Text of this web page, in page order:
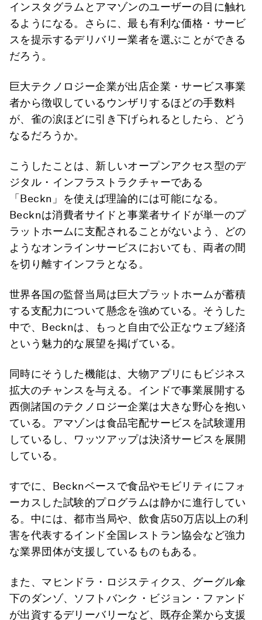
インスタグラムとアマゾンのユーザーの目に触れ
るようになる。さらに、最も有利な価格・サービ
スを提示するデリバリー業者を選ぶことができる
だろう。
巨大テクノロジー企業が出店企業・サービス事業
者から徴収しているウンザリするほどの手数料
が、雀の涙ほどに引き下げられるとしたら、どう
なるだろうか。
こうしたことは、新しいオープンアクセス型のデ
ジタル・インフラストラクチャーである
「Beckn」を使えば理論的には可能になる。
Becknは消費者サイドと事業者サイドが単一のプ
ラットホームに支配されることがないよう、どの
ようなオンラインサービスにおいても、両者の間
を切り離すインフラとなる。
世界各国の監督当局は巨大プラットホームが蓄積
する支配力について懸念を強めている。そうした
中で、Becknは、もっと自由で公正なウェブ経済
という魅力的な展望を掲げている。
同時にそうした機能は、大物アプリにもビジネス
拡大のチャンスを与える。インドで事業展開する
西側諸国のテクノロジー企業は大きな野心を抱い
ている。アマゾンは食品宅配サービスを試験運用
しているし、ワッツアップは決済サービスを展開
している。
すでに、Becknベースで食品やモビリティにフォ
ーカスした試験的プログラムは静かに進行してい
る。中には、都市当局や、飲食店50万店以上の利
害を代表するインド全国レストラン協会など強力
な業界団体が支援しているものもある。
また、マヒンドラ・ロジスティクス、グーグル傘
下のダンゾ、ソフトバンク・ビジョン・ファンド
が出資するデリーバリーなど、既存企業から支援